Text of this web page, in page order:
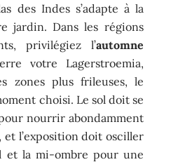
des Indes s’adapte à la
jardin. Dans les régions
privilégiez l’automne
votre Lagerstroemia,
zones plus frileuses, le
choisi. Le sol doit se
nourrir abondamment
l’exposition doit osciller
et la mi-ombre pour une